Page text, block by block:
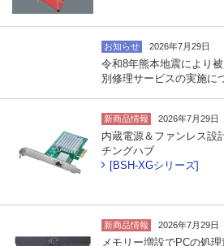
お知らせ 2026年7月29日
令和8年熊本地震により
別修理サービスの実施に
新商品情報 2026年7月29日
内蔵電源＆ファンレス設
チングハブ
[BSH-XGシリーズ]
新商品情報 2026年7月29日
メモリー増設でPCの処